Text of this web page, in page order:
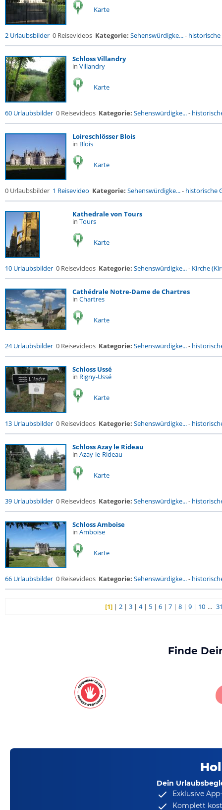
Karte
2 Urlaubsbilder 0 Reisevideos Kategorie: Sehenswürdigke...- historische
Schloss Villandry
in Villandry
Karte
60 Urlaubsbilder 0 Reisevideos Kategorie: Sehenswürdigke...-
Loireschlösser Blois
in Blois
Karte
0 Urlaubsbilder 1 Reisevideo Kategorie: Sehenswürdigke...- historische
Kathedrale von Tours
in Tours
Karte
10 Urlaubsbilder 0 Reisevideos Kategorie: Sehenswürdigke...- Kirche
Cathédrale Notre-Dame de Chartres
in Chartres
Karte
24 Urlaubsbilder 0 Reisevideos Kategorie: Sehenswürdigke...-
Schloss Ussé
in Rigny-Ussé
Karte
13 Urlaubsbilder 0 Reisevideos Kategorie: Sehenswürdigke...-
Schloss Azay le Rideau
in Azay-le-Rideau
Karte
39 Urlaubsbilder 0 Reisevideos Kategorie: Sehenswürdigke...-
Schloss Amboise
in Amboise
Karte
66 Urlaubsbilder 0 Reisevideos Kategorie: Sehenswürdigke...-
[1]| 2| 3| 4| 5| 6| 7| 8| 9| 10 ...
Finde
Dein
Exklusive
Komplett